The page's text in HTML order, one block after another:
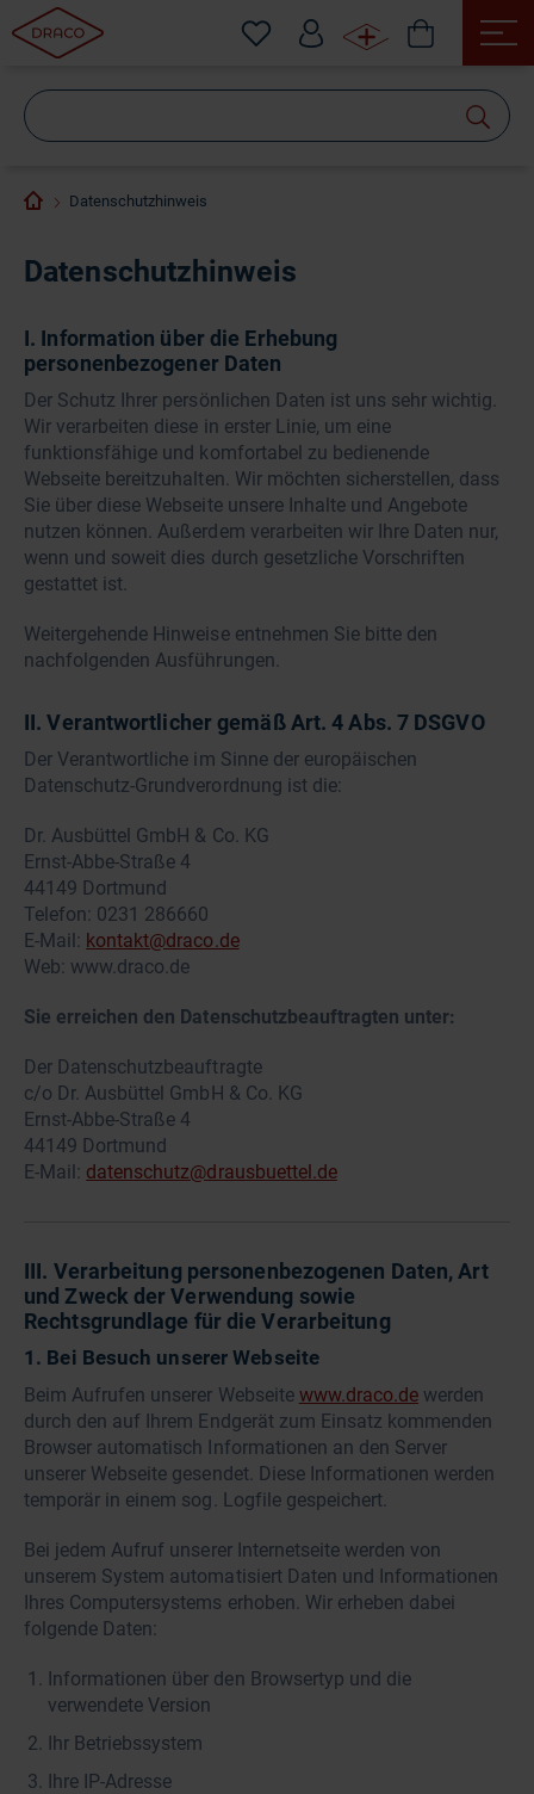
Datenschutzhinweis
Datenschutzhinweis
I. Information über die Erhebung
personenbezogener Daten
Der Schutz Ihrer persönlichen Daten ist uns sehr wichtig.
Wir verarbeiten diese in erster Linie, um eine
funktionsfähige und komfortabel zu bedienende
Webseite bereitzuhalten. Wir möchten sicherstellen, dass
Sie über diese Webseite unsere Inhalte und Angebote
nutzen können. Außerdem verarbeiten wir Ihre Daten nur,
wenn und soweit dies durch gesetzliche Vorschriften
gestattet ist.
Weitergehende Hinweise entnehmen Sie bitte den
nachfolgenden Ausführungen.
II. Verantwortlicher gemäß Art. 4 Abs. 7 DSGVO
Der Verantwortliche im Sinne der europäischen
Datenschutz-Grundverordnung ist die:
Dr. Ausbüttel GmbH & Co. KG
Ernst-Abbe-Straße 4
44149 Dortmund
Telefon: 0231 286660
E-Mail: kontakt@draco.de
Web: www.draco.de
Sie erreichen den Datenschutzbeauftragten unter:
Der Datenschutzbeauftragte
c/o Dr. Ausbüttel GmbH & Co. KG
Ernst-Abbe-Straße 4
44149 Dortmund
E-Mail: datenschutz@drausbuettel.de
III. Verarbeitung personenbezogenen Daten, Art
und Zweck der Verwendung sowie
Rechtsgrundlage für die Verarbeitung
1. Bei Besuch unserer Webseite
Beim Aufrufen unserer Webseite www.draco.de werden
durch den auf Ihrem Endgerät zum Einsatz kommenden
Browser automatisch Informationen an den Server
unserer Webseite gesendet. Diese Informationen werden
temporär in einem sog. Logfile gespeichert.
Bei jedem Aufruf unserer Internetseite werden von
unserem System automatisiert Daten und Informationen
Ihres Computersystems erhoben. Wir erheben dabei
folgende Daten:
Informationen über den Browsertyp und die
verwendete Version
Ihr Betriebssystem
Ihre IP-Adresse
suchen